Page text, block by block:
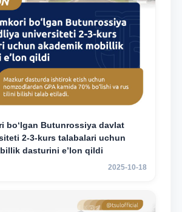
bo‘lgan Butunrossiya davlat
2-3-kurs talabalari uchun
dasturini e’lon qildi
2025-10-18